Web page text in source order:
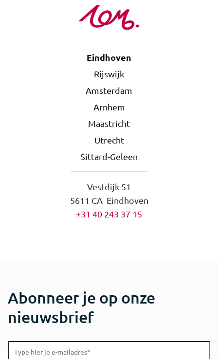
Eindhoven
Rijswijk
Amsterdam
Arnhem
Maastricht
Utrecht
Sittard-Geleen
Vestdijk 51
5611 CA Eindhoven
+31 40 243 37 15
Abonneer je op onze
nieuwsbrief